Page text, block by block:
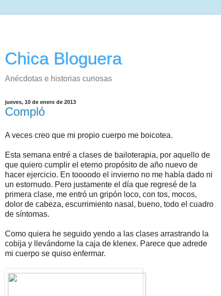
Chica Bloguera
Anécdotas e historias curiosas
jueves, 10 de enero de 2013
Compló
A veces creo que mi propio cuerpo me boicotea.
Esta semana entré a clases de bailoterapia, por aquello de
que quiero cumplir el eterno propósito de año nuevo de
hacer ejercicio. En toooodo el invierno no me había dado ni
un estornudo. Pero justamente el día que regresé de la
primera clase, me entró un gripón loco, con tos, mocos,
dolor de cabeza, escurrimiento nasal, bueno, todo el cuadro
de síntomas.
Como quiera he seguido yendo a las clases arrastrando la
cobija y llevándome la caja de klenex. Parece que adrede
mi cuerpo se quiso enfermar.